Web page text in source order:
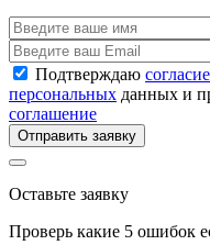
Подтверждаю
персональных данных и
соглашение
Отправить заявку
Оставьте заявку
Проверь какие 5 ошибок